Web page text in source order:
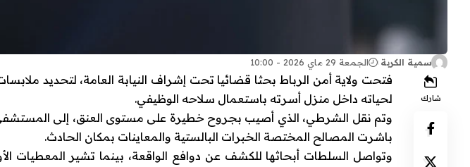
سمية الكربة الجمعة 29 ماي 2026 - 10:00
شارك
فتحت ولاية أمن الرباط بحثا قضائيا تحت إشراف النيابة العامة، لتحديد
لحياته داخل منزل أسرته باستعمال سلاحه الوظيفي.
وتم نقل الشرطي، الذي أصيب بجروح خطيرة على مستوى العنق، إلى المستشفى
باشرت المصالح المختصة الخبرات البالستية والمعاينات بمكان الحادث.
وتواصل السلطات أبحاثها للكشف عن دوافع الواقعة، بينما تشير المعطيات